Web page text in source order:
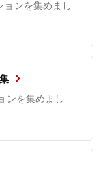
ンを集めまし
ンを集めまし